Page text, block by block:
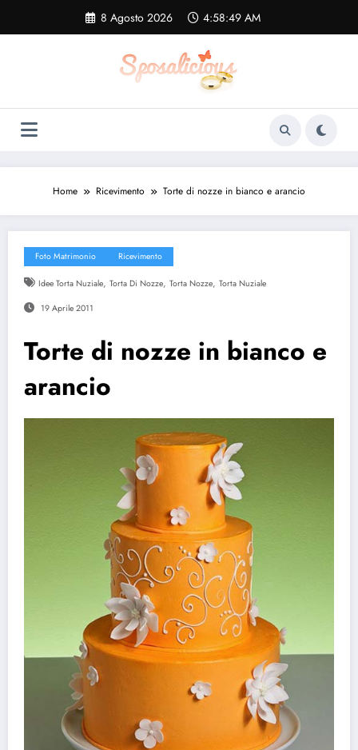
contenuto
8 Agosto 2026 4:58:49 AM
Home Ricevimento Torte di nozze in bianco e arancio
Foto Matrimonio Ricevimento
Idee Torta Nuziale, Torta Di Nozze, Torta Nozze, Torta Nuziale
19 Aprile 2011
Torte di nozze in bianco e
arancio